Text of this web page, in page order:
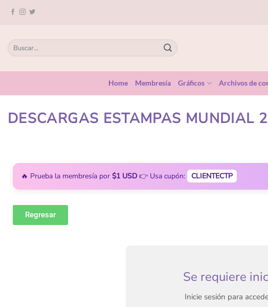
Home Membresía Gráficos Archivos de
DESCARGAS ESTAMPAS MUNDIAL
🔥 Prueba la membresía por $1 USD 👉 Usa cupón: CLIENTECTP
Regresar
Se requiere
Inicie sesión para